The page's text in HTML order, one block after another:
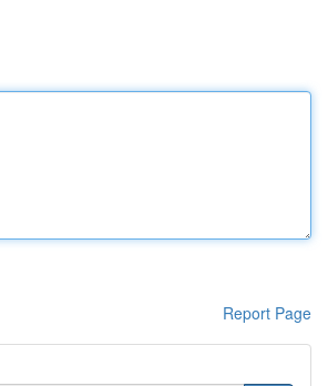
Report Page